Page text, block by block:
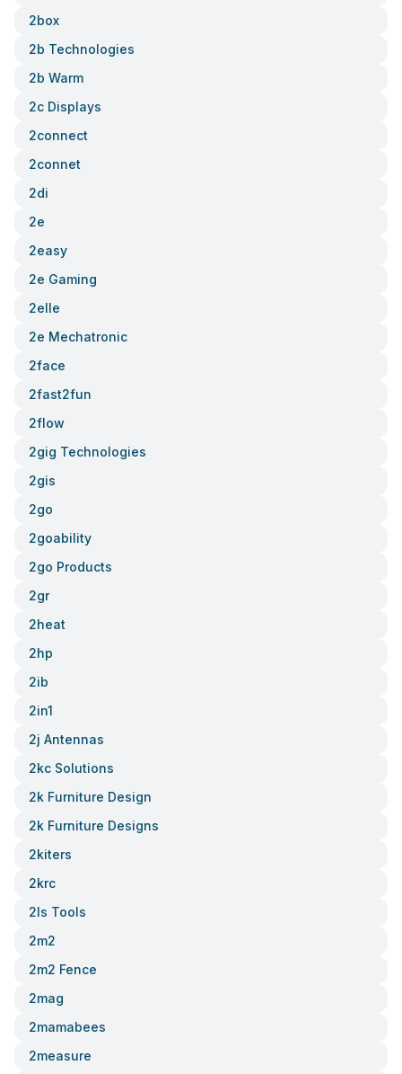
2box
2b Technologies
2b Warm
2c Displays
2connect
2connet
2di
2e
2easy
2e Gaming
2elle
2e Mechatronic
2face
2fast2fun
2flow
2gig Technologies
2gis
2go
2goability
2go Products
2gr
2heat
2hp
2ib
2in1
2j Antennas
2kc Solutions
2k Furniture Design
2k Furniture Designs
2kiters
2krc
2ls Tools
2m2
2m2 Fence
2mag
2mamabees
2measure